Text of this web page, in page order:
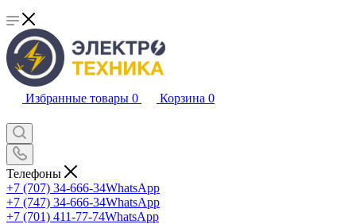
Избранные товары 0 Корзина 0
Телефоны
+7 (707) 34-666-34WhatsApp
+7 (747) 34-666-34WhatsApp
+7 (701) 411-77-74WhatsApp